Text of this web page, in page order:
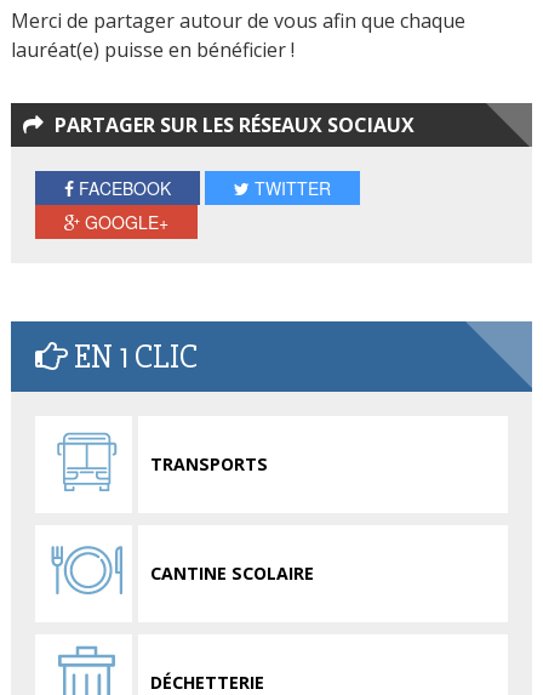
Merci de partager autour de vous afin que chaque
lauréat(e) puisse en bénéficier !
PARTAGER SUR LES RÉSEAUX SOCIAUX
FACEBOOK
TWITTER
GOOGLE+
EN 1 CLIC
TRANSPORTS
CANTINE SCOLAIRE
DÉCHETTERIE